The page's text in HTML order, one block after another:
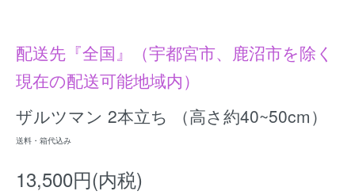
配送先『全国』（宇都宮市、鹿沼市を除く
現在の配送可能地域内）
ザルツマン 2本立ち （高さ約40~50cm）
送料・箱代込み
13,500円(内税)